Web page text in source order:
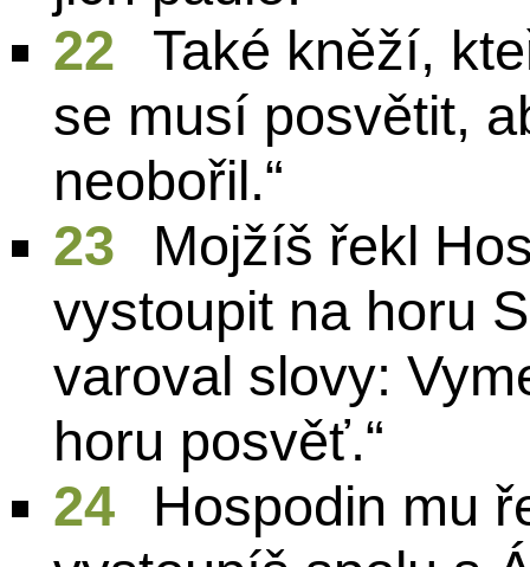
22
Také kněží,
se musí posvětit,
neobořil.“
23
Mojžíš řekl
vystoupit na horu
varoval slovy:
horu posvěť.“
24
Hospodin mu